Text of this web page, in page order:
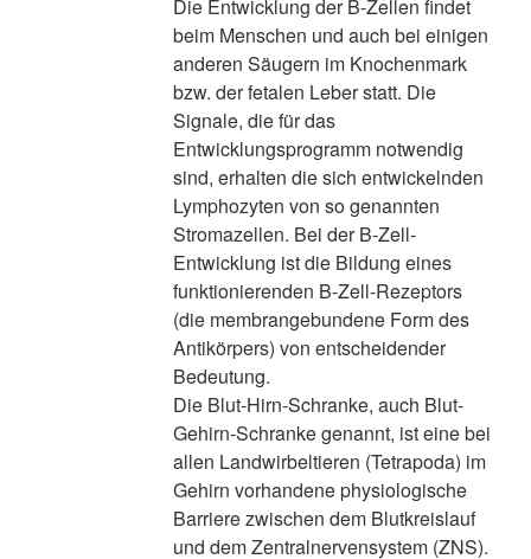
Die Entwicklung der B-Zellen findet
beim Menschen und auch bei einigen
anderen Säugern im Knochenmark
bzw. der fetalen Leber statt. Die
Signale, die für das
Entwicklungsprogramm notwendig
sind, erhalten die sich entwickelnden
Lymphozyten von so genannten
Stromazellen. Bei der B-Zell-
Entwicklung ist die Bildung eines
funktionierenden B-Zell-Rezeptors
(die membrangebundene Form des
Antikörpers) von entscheidender
Bedeutung.
Die Blut-Hirn-Schranke, auch Blut-
Gehirn-Schranke genannt, ist eine bei
allen Landwirbeltieren (Tetrapoda) im
Gehirn vorhandene physiologische
Barriere zwischen dem Blutkreislauf
und dem Zentralnervensystem (ZNS).